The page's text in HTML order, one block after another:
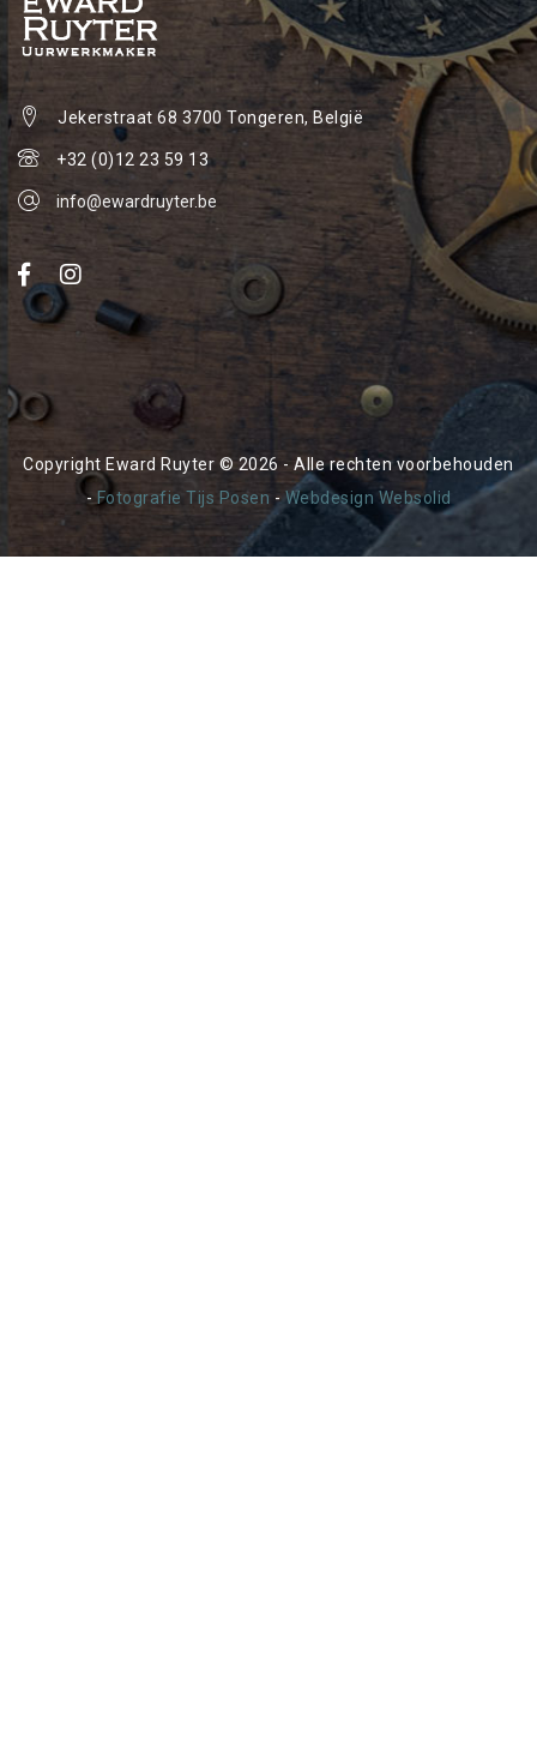
Jekerstraat 68 3700 Tongeren, België
+32 (0)12 23 59 13
info@ewardruyter.be
Copyright Eward Ruyter © 2026 - Alle rechten voorbehouden
- Fotografie Tijs Posen -Webdesign Websolid